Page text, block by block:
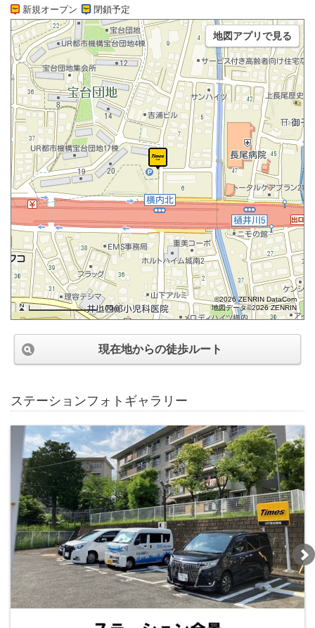
新規オープン 閉鎖予定
100m
©2026 ZENRIN DataCom
地図データ©2026 ZENRIN
地図アプリで見る
現在地からの徒歩ルート
ステーションフォトギャラリー